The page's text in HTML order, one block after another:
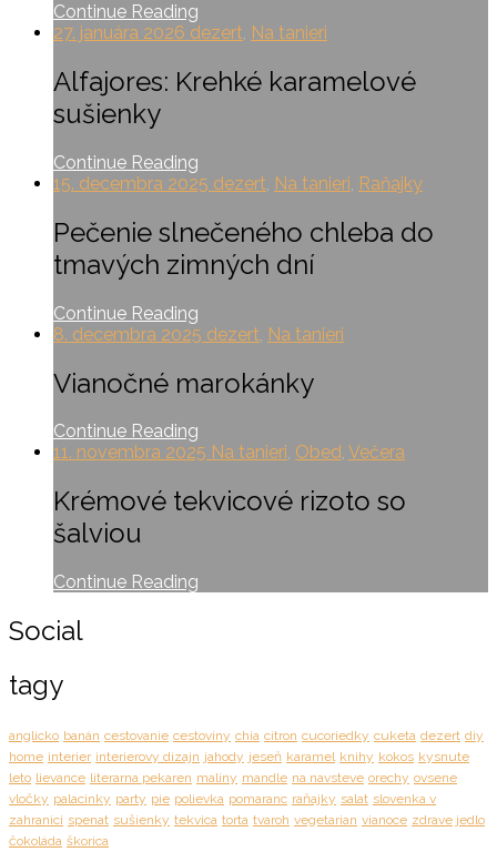
Continue Reading
27. januára 2026 dezert, Na tanieri
Alfajores: Krehké karamelové
sušienky
Continue Reading
15. decembra 2025 dezert, Na tanieri, Raňajky
Pečenie slnečeného chleba do
tmavých zimných dní
Continue Reading
8. decembra 2025 dezert Na tanieri
Vianočné marokánky
Continue Reading
11. novembra 2025 Na tanieri, Obed, Večera
Krémové tekvicové rizoto so
šalviou
Continue Reading
Social
tagy
anglicko banán cestovanie cestoviny chia citron cucoriedky cuketa dezert diy
home interier interierovy dizajn jahody jeseň karamel knihy kokos kysnute
leto lievance literarna pekaren maliny mandle na navsteve orechy ovsene
vločky palacinky party pie polievka pomaranc raňajky salat slovenka v
zahranici spenat sušienky tekvica torta tvaroh vegetarian vianoce zdrave jedlo
čokoláda škorica